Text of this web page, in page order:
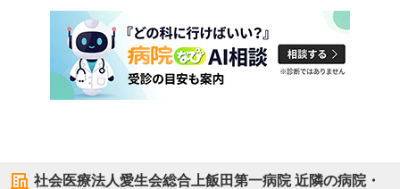
社会医療法人愛生会総合上飯田第一病院近隣の病院・